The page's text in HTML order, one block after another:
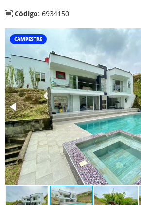
Código: 6934150
CAMPESTRE